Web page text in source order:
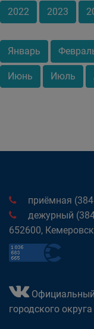
2022 2023
Январь
Июнь Июль
приёмная
дежурный
652600,
городского округа